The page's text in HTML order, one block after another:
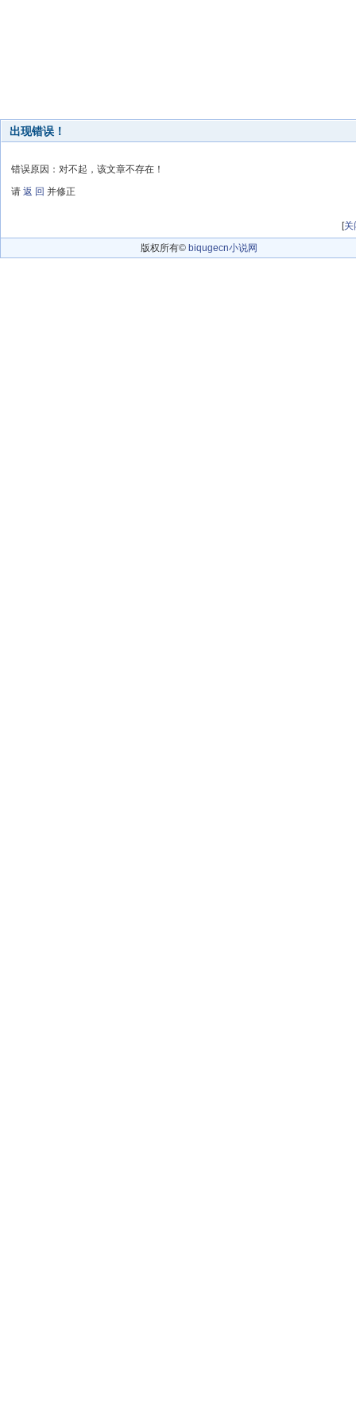
出现错误！
错误原因：对不起，该文章不存在！
请 返 回 并修正
[关
版权所有© biqugecn小说网